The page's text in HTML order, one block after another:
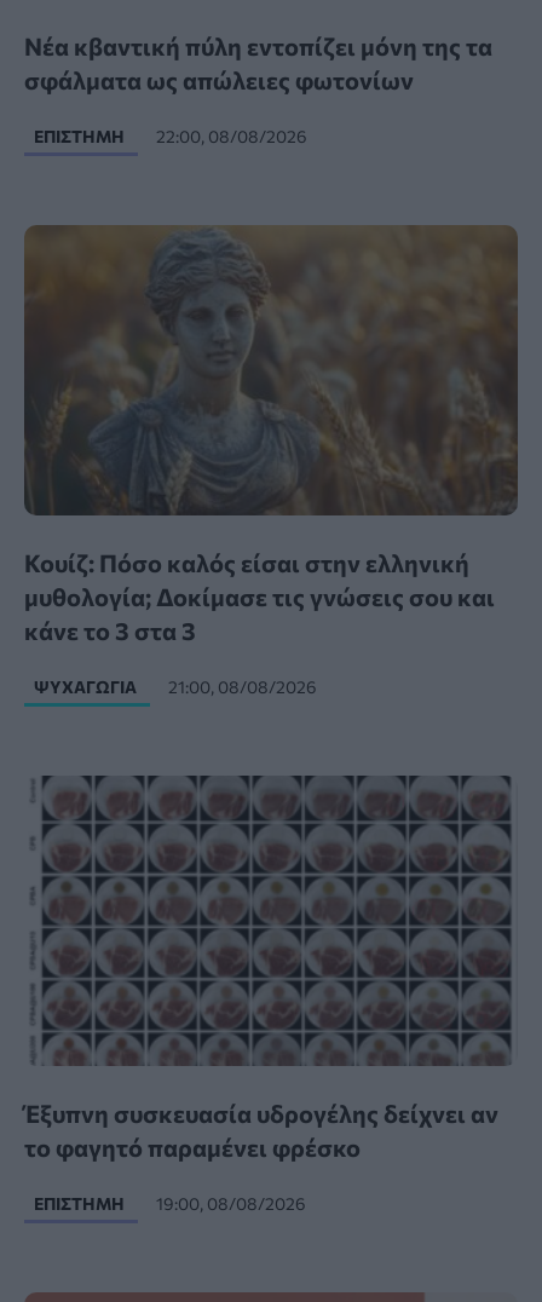
Νέα κβαντική πύλη εντοπίζει μόνη της τα
σφάλματα ως απώλειες φωτονίων
ΕΠΙΣΤΉΜΗ 22:00, 08/08/2026
Κουίζ: Πόσο καλός είσαι στην ελληνική
μυθολογία; Δοκίμασε τις γνώσεις σου και
κάνε το 3 στα 3
ΨΥΧΑΓΩΓΊΑ 21:00, 08/08/2026
Έξυπνη συσκευασία υδρογέλης δείχνει αν
το φαγητό παραμένει φρέσκο
ΕΠΙΣΤΉΜΗ 19:00, 08/08/2026